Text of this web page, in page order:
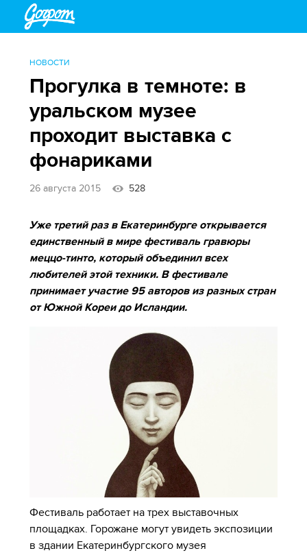
НОВОСТИ
Прогулка в темноте: в
уральском музее
проходит выставка с
фонариками
26 августа 2015 528
Уже третий раз в Екатеринбурге открывается
единственный в мире фестиваль гравюры
меццо-тинто, который объединил всех
любителей этой техники. В фестивале
принимает участие 95 авторов из разных стран
от Южной Кореи до Исландии.
Фестиваль работает на трех выставочных
площадках. Горожане могут увидеть экспозиции
в здании Екатеринбургского музея